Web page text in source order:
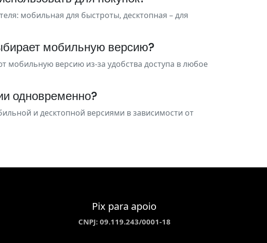
мобильная для быстроты, десктопная – для
мобильную версию?
версию из-за удобства доступа в любое
одновременно?
и десктопной версиями в зависимости от
Pix para apoio
CNPJ: 09.119.243/0001-18